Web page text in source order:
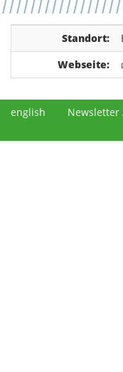
Standort:
Webseite:
english Newsletter